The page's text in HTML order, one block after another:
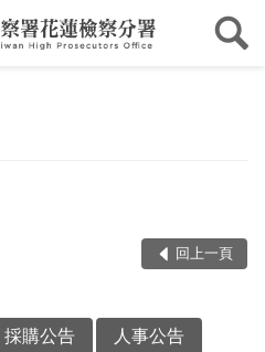
回上一頁
採購公告 人事公告